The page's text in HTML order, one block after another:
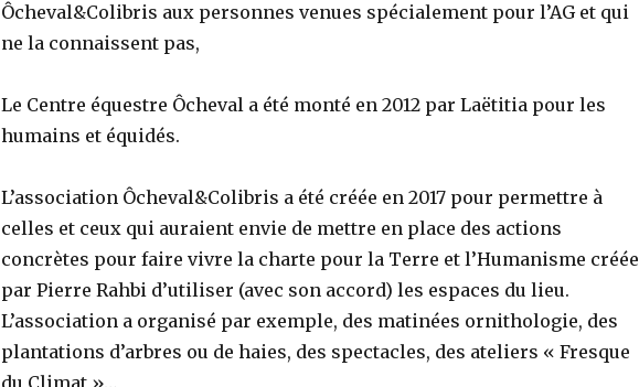
Ôcheval&Colibris aux personnes venues spécialement pour l’AG et qui
ne la connaissent pas,
Le Centre équestre Ôcheval a été monté en 2012 par Laëtitia pour les
humains et équidés.
L’association Ôcheval&Colibris a été créée en 2017 pour permettre à
celles et ceux qui auraient envie de mettre en place des actions
concrètes pour faire vivre la charte pour la Terre et l’Humanisme créée
par Pierre Rahbi d’utiliser (avec son accord) les espaces du lieu.
L’association a organisé par exemple, des matinées ornithologie, des
plantations d’arbres ou de haies, des spectacles, des ateliers « Fresque
du Climat »…